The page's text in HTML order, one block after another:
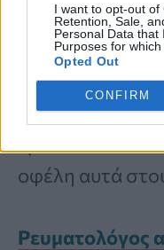
I want to opt-out of
Retention, Sale,
Personal Data that
Purposes for which
Opted Out
CONFIRM
καρκίνου.
Παρότι τα
ενθαρρυντικά,
οφέλη αυτά
Ρευματολόγος